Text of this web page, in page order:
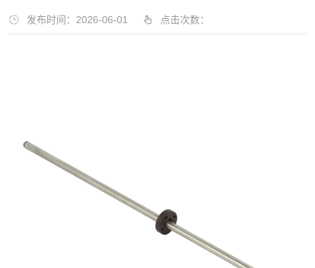
发布时间：2026-06-01 点击次数：